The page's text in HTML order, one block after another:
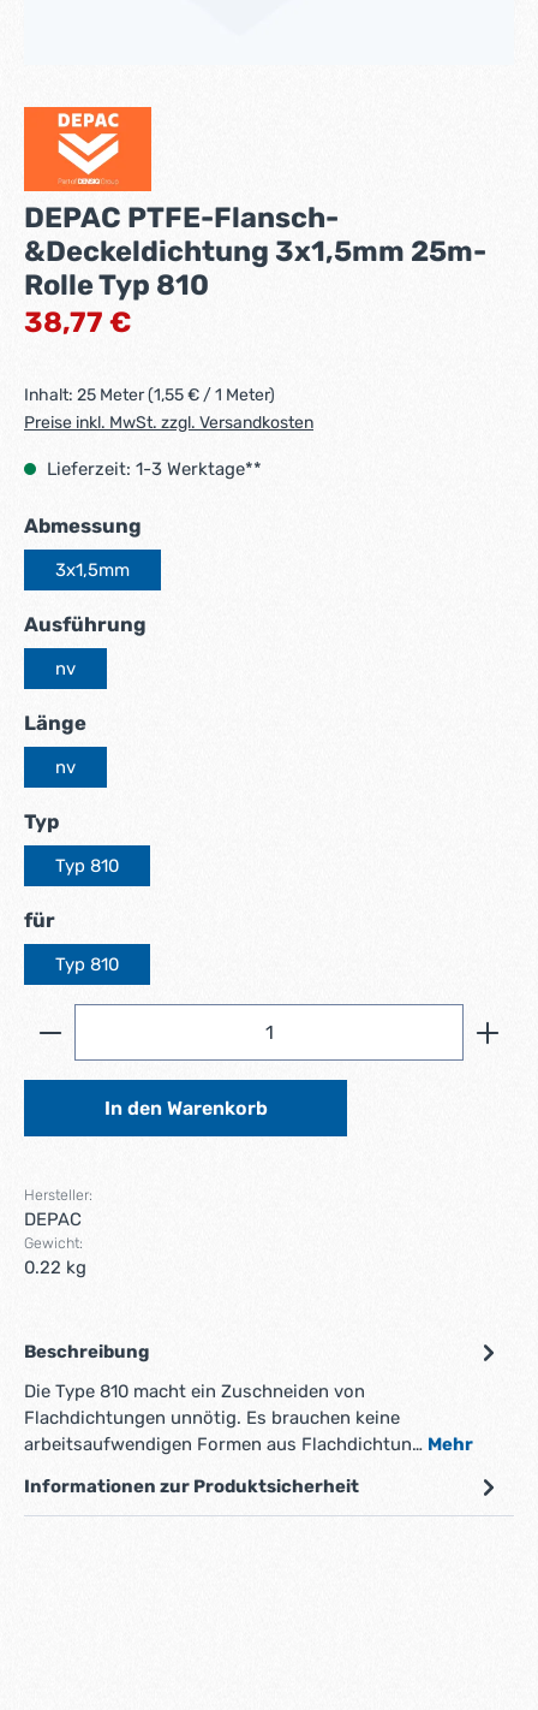
DEPAC PTFE-Flansch-
&Deckeldichtung 3x1,5mm 25m-
Rolle Typ 810
Regulärer Preis:
38,77 €
Inhalt: 25 Meter(1,55 € / 1 Meter)
Preise inkl. MwSt. zzgl. Versandkosten
Lieferzeit: 1-3 Werktage**
Abmessung
3x1,5mm
Ausführung
nv
Längeauswählen
nv
Typauswählen
Typ 810
fürauswählen
Typ 810
Produkt Anzahl: Gib den gewünschten Wert ein
In den Warenkorb
Hersteller:
DEPAC
Gewicht:
0.22 kg
Beschreibung
Die Type 810 macht ein Zuschneiden von
Flachdichtungen unnötig. Es brauchen keine
arbeitsaufwendigen Formen aus Flachdichtun… Mehr
Informationen zur Produktsicherheit